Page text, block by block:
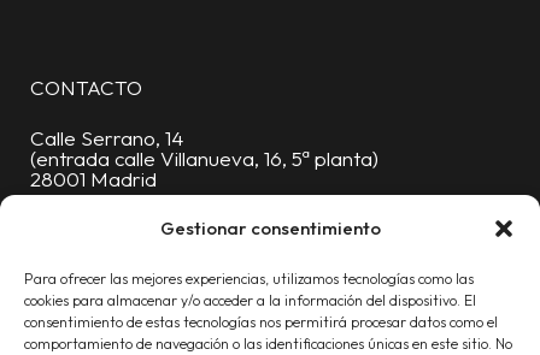
Gestionar consentimiento
Para ofrecer las mejores experiencias, utilizamos tecnologías como las
cookies para almacenar y/o acceder a la información del dispositivo. El
consentimiento de estas tecnologías nos permitirá procesar datos como el
comportamiento de navegación o las identificaciones únicas en este sitio. No
CONTACTO
Calle Serrano, 14
(entrada calle Villanueva, 16, 5ª planta)
28001 Madrid
91 376 88 06
info@proyecta.com